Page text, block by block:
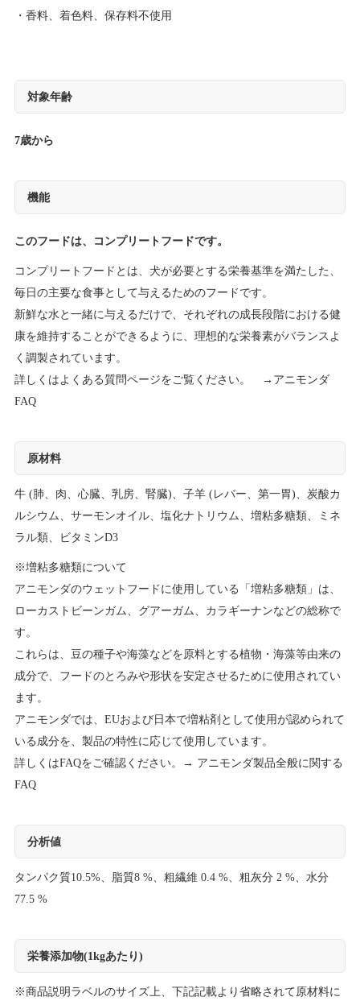
香料、着色料、保存料不使用
対象年齢
7歳から
機能
このフードは、コンプリートフードです。
コンプリートフードとは、犬が必要とする栄養基準を満たした、
毎日の主要な食事として与えるためのフードです。
新鮮な水と一緒に与えるだけで、それぞれの成長段階における健
康を維持することができるように、理想的な栄養素がバランスよ
く調製されています。
詳しくはよくある質問ページをご覧ください。 → アニモンダ
FAQ
原材料
牛 (肺、肉、心臓、乳房、腎臓)、子羊 (レバー、第一胃)、炭酸カ
ルシウム、サーモンオイル、塩化ナトリウム、増粘多糖類、ミネ
ラル類、ビタミンD3
※増粘多糖類について
アニモンダのウェットフードに使用している「増粘多糖類」は、
ローカストビーンガム、グアーガム、カラギーナンなどの総称で
す。
これらは、豆の種子や海藻などを原料とする植物・海藻等由来の
成分で、フードのとろみや形状を安定させるために使用されてい
ます。
アニモンダでは、EUおよび日本で増粘剤として使用が認められて
いる成分を、製品の特性に応じて使用しています。
詳しくはFAQをご確認ください。→ アニモンダ製品全般に関する
FAQ
分析値
タンパク質10.5%、脂質8 %、粗繊維 0.4 %、粗灰分 2 %、水分
77.5 %
栄養添加物(1kgあたり)
※商品説明ラベルのサイズ上、下記記載より省略されて原材料に